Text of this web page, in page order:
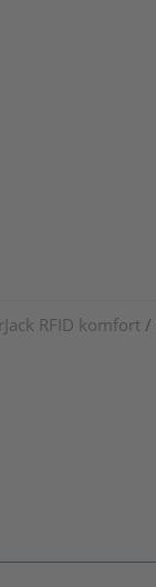
RFID komfort /